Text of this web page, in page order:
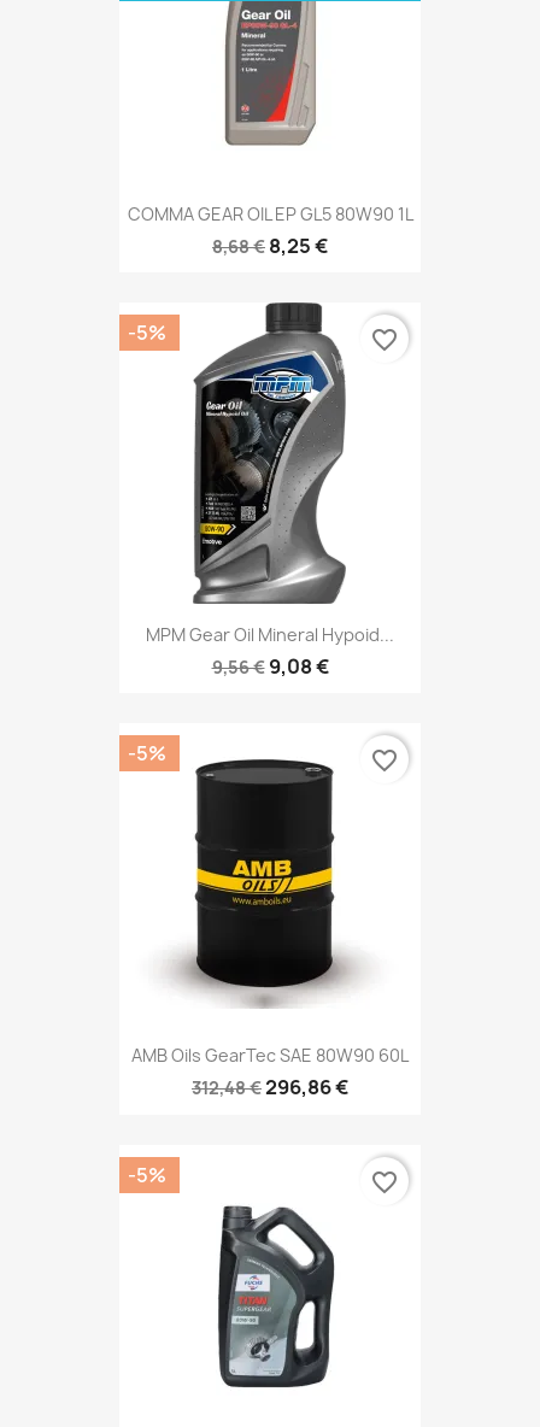
COMMA GEAR OIL EP GL5 80W90 1L
8,68 € 8,25 €
MPM Gear Oil Mineral Hypoid...
9,56 € 9,08 €
-5% favorite_border
AMB Oils GearTec SAE 80W90 60L
312,48 €296,86 €
-5% favorite_border
-5% favorite_border